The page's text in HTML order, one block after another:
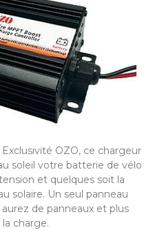
OZO, ce chargeur
soleil votre batterie de vélo
et quelques soit la
solaire. Un seul panneau
de panneaux et plus
la charge.